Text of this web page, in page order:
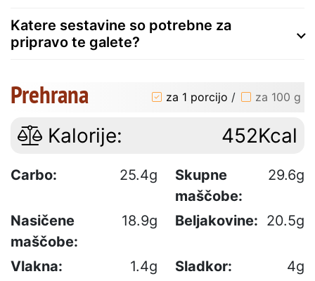
Katere sestavine so potrebne za
pripravo te galete?
Prehrana za 1 porcijo / za 100 g
Kalorije: 452Kcal
Carbo: 25.4g
Skupne
maščobe:
29.6g
Nasičene
maščobe:
18.9g Beljakovine: 20.5g
Vlakna: 1.4g Sladkor:
4g